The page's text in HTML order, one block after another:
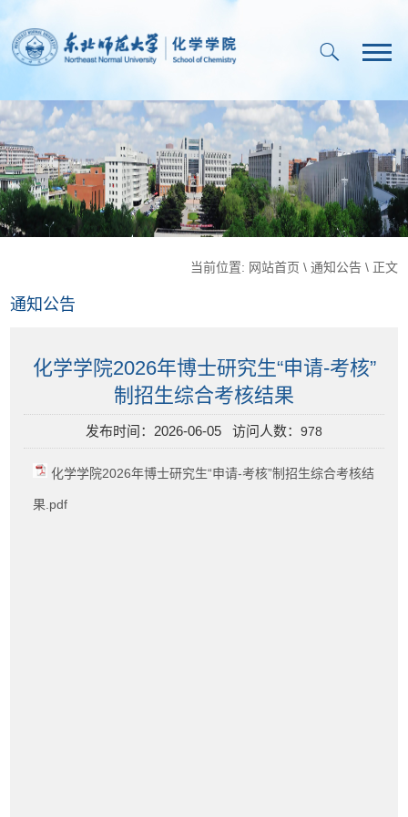
当前位置: 网站首页 \ 通知公告\ 正文
通知公告
化学学院2026年博士研究生“申请-考核”
制招生综合考核结果
发布时间：2026-06-05 访问人数： 978
化学学院2026年博士研究生“申请-考核”制招生综合考核结
果.pdf